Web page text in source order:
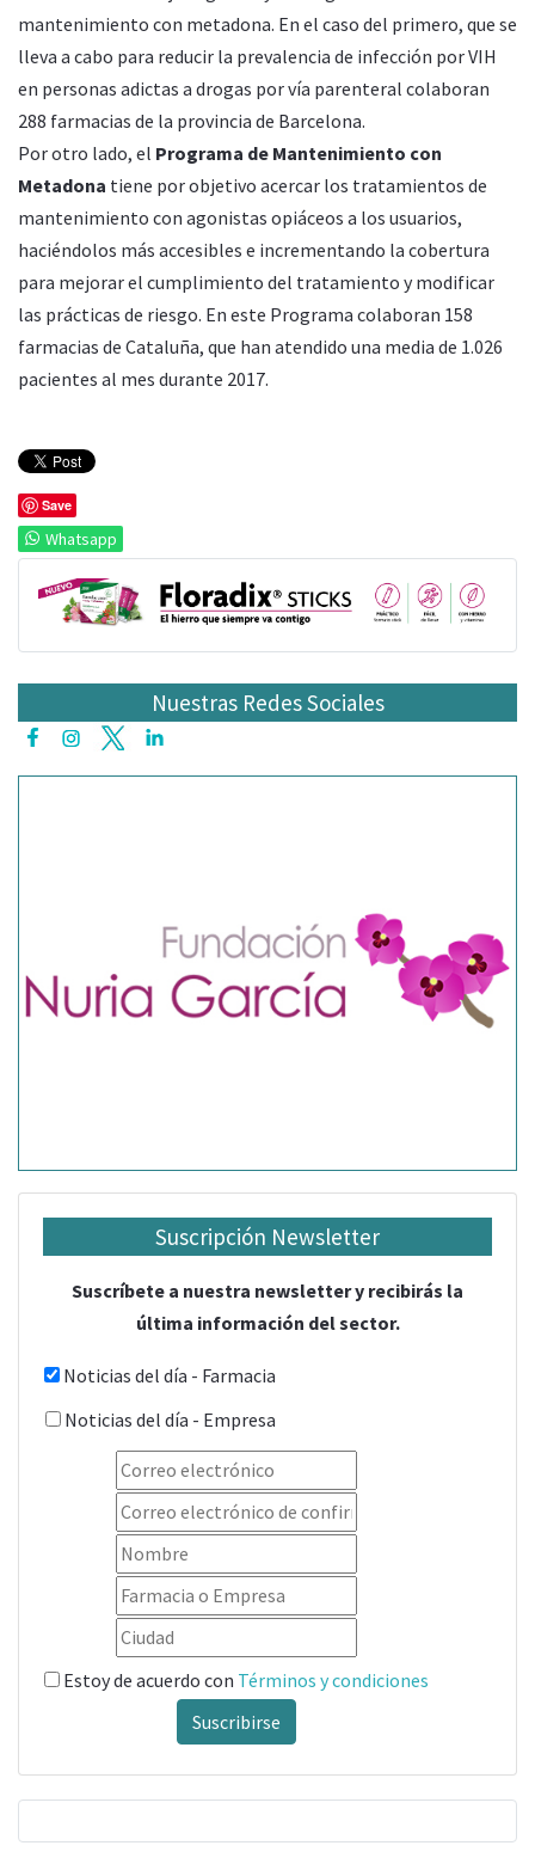
mantenimiento con metadona. En el caso del primero, que se
lleva a cabo para reducir la prevalencia de infección por VIH
en personas adictas a drogas por vía parenteral colaboran
288 farmacias de la provincia de Barcelona.
Por otro lado, el Programa de Mantenimiento con
Metadona tiene por objetivo acercar los tratamientos de
mantenimiento con agonistas opiáceos a los usuarios,
haciéndolos más accesibles e incrementando la cobertura
para mejorar el cumplimiento del tratamiento y modificar
las prácticas de riesgo. En este Programa colaboran 158
farmacias de Cataluña, que han atendido una media de 1.026
pacientes al mes durante 2017.
Save
Whatsapp
Nuestras Redes Sociales
Suscripción Newsletter
Suscríbete a nuestra newsletter y recibirás la
última información del sector.
Noticias del día - Farmacia
Noticias del día - Empresa
Estoy de acuerdo con Términos y condiciones
Suscribirse